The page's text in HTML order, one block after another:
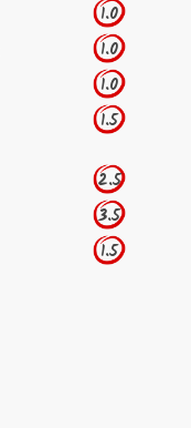
1.0
1.0
1.0
1.5
2.5
3.5
1.5